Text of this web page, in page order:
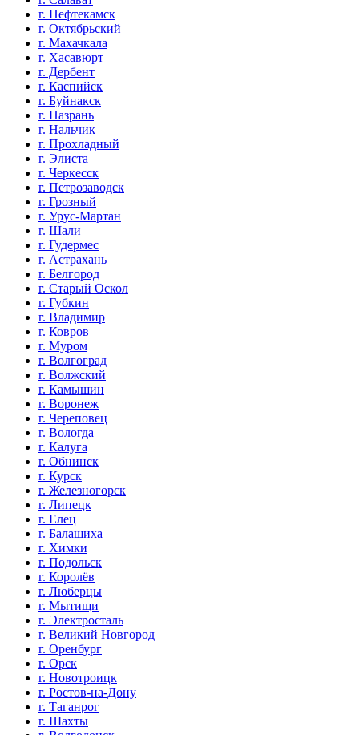
г. Нефтекамск
г. Октябрьский
г. Махачкала
г. Хасавюрт
г. Дербент
г. Каспийск
г. Буйнакск
г. Назрань
г. Нальчик
г. Прохладный
г. Элиста
г. Черкесск
г. Петрозаводск
г. Грозный
г. Урус-Мартан
г. Шали
г. Гудермес
г. Астрахань
г. Белгород
г. Старый Оскол
г. Губкин
г. Владимир
г. Ковров
г. Муром
г. Волгоград
г. Волжский
г. Камышин
г. Воронеж
г. Череповец
г. Вологда
г. Калуга
г. Обнинск
г. Курск
г. Железногорск
г. Липецк
г. Елец
г. Балашиха
г. Химки
г. Подольск
г. Королёв
г. Люберцы
г. Мытищи
г. Электросталь
г. Великий Новгород
г. Оренбург
г. Орск
г. Новотроицк
г. Ростов-на-Дону
г. Таганрог
г. Шахты